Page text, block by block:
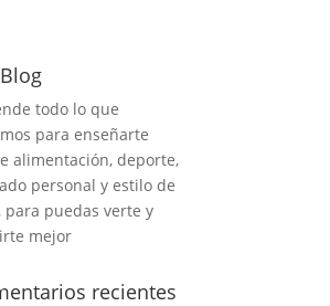
todo lo que
para enseñarte
alimentación, deporte,
personal y estilo de
para puedas verte y
mejor
recientes